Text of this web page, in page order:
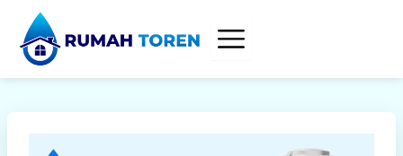
content
e
a
r
c